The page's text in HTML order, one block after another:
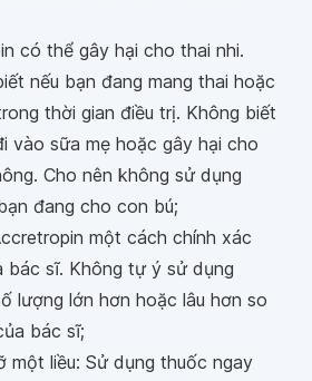
có thể gây hại cho thai nhi.
nếu bạn đang mang thai hoặc
thời gian điều trị. Không biết
vào sữa mẹ hoặc gây hại cho
Cho nên không sử dụng
đang cho con bú;
một cách chính xác
bác sĩ. Không tự ý sử dụng
lượng lớn hơn hoặc lâu hơn so
bác sĩ;
một liều: Sử dụng thuốc ngay